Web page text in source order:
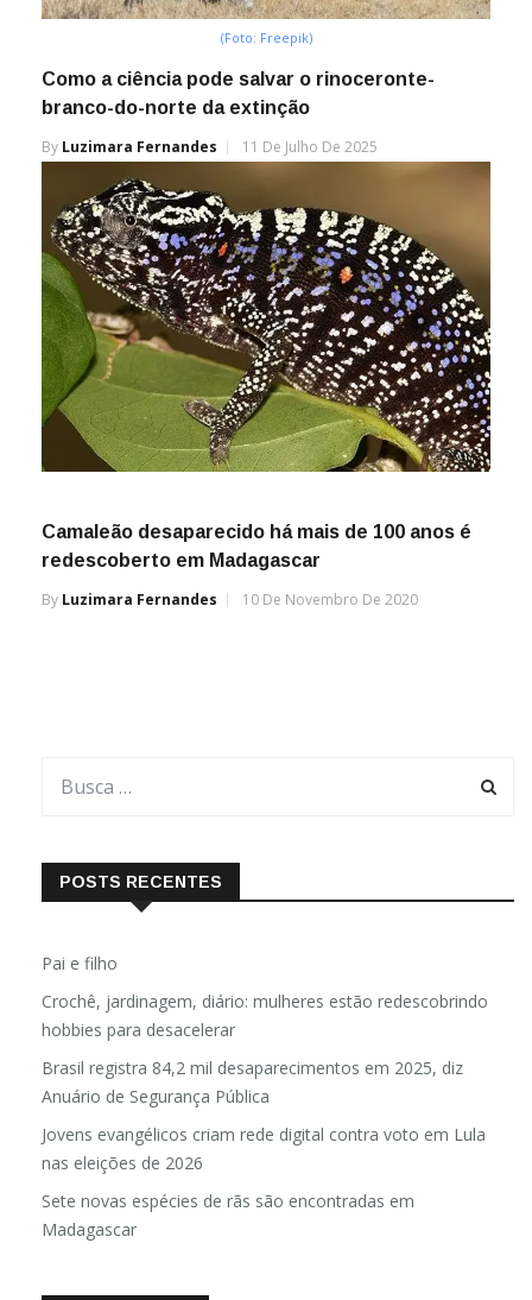
(Foto: Freepik)
Como a ciência pode salvar o rinoceronte-
branco-do-norte da extinção
By Luzimara Fernandes 11 De Julho De 2025
Camaleão desaparecido há mais de 100 anos é
redescoberto em Madagascar
By Luzimara Fernandes 10 De Novembro De 2020
POSTS RECENTES
Pai e filho
Crochê, jardinagem, diário: mulheres estão redescobrindo
hobbies para desacelerar
Brasil registra 84,2 mil desaparecimentos em 2025, diz
Anuário de Segurança Pública
Jovens evangélicos criam rede digital contra voto em Lula
nas eleições de 2026
Sete novas espécies de rãs são encontradas em
Madagascar